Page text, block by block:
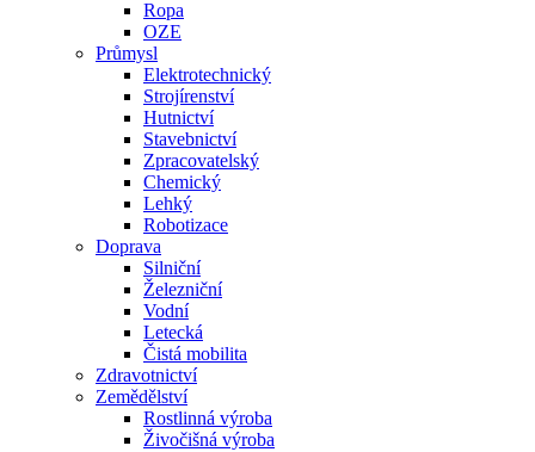
Ropa
OZE
Průmysl
Elektrotechnický
Strojírenství
Hutnictví
Stavebnictví
Zpracovatelský
Chemický
Lehký
Robotizace
Doprava
Silniční
Železniční
Vodní
Letecká
Čistá mobilita
Zdravotnictví
Zemědělství
Rostlinná výroba
Živočišná výroba